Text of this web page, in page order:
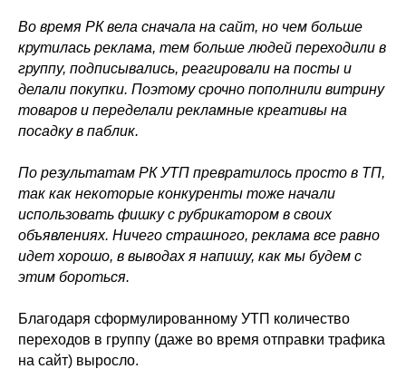
Во время РК вела сначала на сайт, но чем больше
крутилась реклама, тем больше людей переходили в
группу, подписывались, реагировали на посты и
делали покупки. Поэтому срочно пополнили витрину
товаров и переделали рекламные креативы на
посадку в паблик.
По результатам РК УТП превратилось просто в ТП,
так как некоторые конкуренты тоже начали
использовать фишку с рубрикатором в своих
объявлениях. Ничего страшного, реклама все равно
идет хорошо, в выводах я напишу, как мы будем с
этим бороться.
Благодаря сформулированному УТП количество
переходов в группу (даже во время отправки трафика
на сайт) выросло.